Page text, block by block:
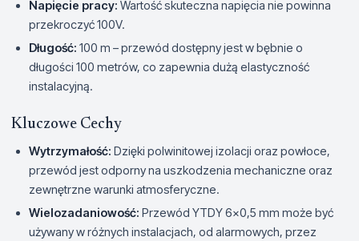
Napięcie pracy: Wartość skuteczna napięcia nie powinna
przekroczyć 100V.
Długość: 100 m – przewód dostępny jest w bębnie o
długości 100 metrów, co zapewnia dużą elastyczność
instalacyjną.
Kluczowe Cechy
Wytrzymałość: Dzięki polwinitowej izolacji oraz powłoce,
przewód jest odporny na uszkodzenia mechaniczne oraz
zewnętrzne warunki atmosferyczne.
Wielozadaniowość: Przewód YTDY 6x0,5 mm może być
używany w różnych instalacjach, od alarmowych, przez